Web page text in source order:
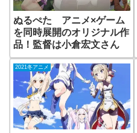
ぬるぺた アニメ×ゲーム
を同時展開のオリジナル作
品！監督は小倉宏文さん
2021冬アニメ